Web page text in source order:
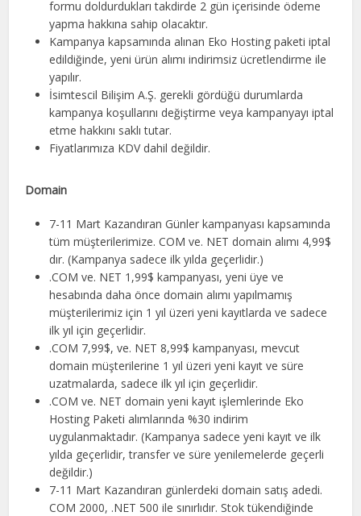
formu doldurdukları takdirde 2 gün içerisinde ödeme
yapma hakkına sahip olacaktır.
Kampanya kapsamında alınan Eko Hosting paketi iptal
edildiğinde, yeni ürün alımı indirimsiz ücretlendirme ile
yapılır.
İsimtescil Bilişim A.Ş. gerekli gördüğü durumlarda
kampanya koşullarını değiştirme veya kampanyayı iptal
etme hakkını saklı tutar.
Fiyatlarımıza KDV dahil değildir.
Domain
7-11 Mart Kazandıran Günler kampanyası kapsamında
tüm müşterilerimize. COM ve. NET domain alımı 4,99$
dır. (Kampanya sadece ilk yılda geçerlidir.)
.COM ve. NET 1,99$ kampanyası, yeni üye ve
hesabında daha önce domain alımı yapılmamış
müşterilerimiz için 1 yıl üzeri yeni kayıtlarda ve sadece
ilk yıl için geçerlidir.
.COM 7,99$, ve. NET 8,99$ kampanyası, mevcut
domain müşterilerine 1 yıl üzeri yeni kayıt ve süre
uzatmalarda, sadece ilk yıl için geçerlidir.
.COM ve. NET domain yeni kayıt işlemlerinde Eko
Hosting Paketi alımlarında %30 indirim
uygulanmaktadır. (Kampanya sadece yeni kayıt ve ilk
yılda geçerlidir, transfer ve süre yenilemelerde geçerli
değildir.)
7-11 Mart Kazandıran günlerdeki domain satış adedi.
COM 2000, .NET 500 ile sınırlıdır. Stok tükendiğinde